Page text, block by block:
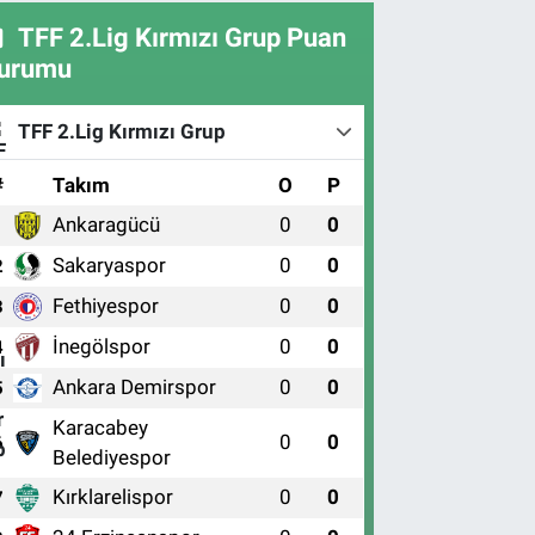
TFF 2.Lig Kırmızı Grup Puan
TFF 2.Lig Kırmızı Grup
Takım O P
Ankaragücü 0 0
Sakaryaspor 0 0
Fethiyespor 0 0
İnegölspor 0 0
Ankara Demirspor 0 0
Karacabey
Belediyespor
0 0
Kırklarelispor 0 0